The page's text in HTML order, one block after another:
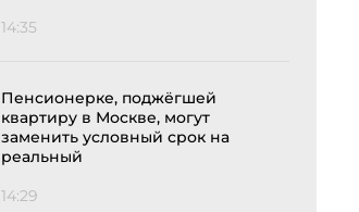
14:35
Пенсионерке, поджёгшей
квартиру в Москве, могут
заменить условный срок на
реальный
14:29